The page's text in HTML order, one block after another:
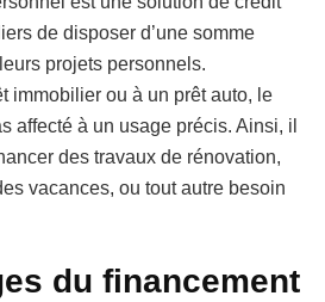
de disposer d’une somme
projets personnels.
immobilier ou à un prêt auto, le
affecté à un usage précis. Ainsi, il
des travaux de rénovation,
vacances, ou tout autre besoin
du financement